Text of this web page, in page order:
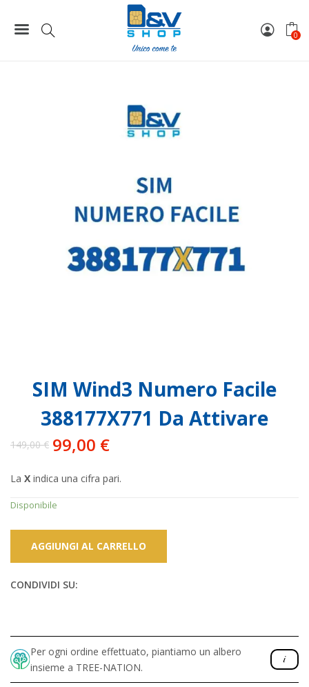
0
SIM Wind3 Numero Facile 388177X771 Da Attivare
SIM Wind3 Numero Facile
388177X771 Da Attivare
149,00€
Il
originale
era:
149,00 €.
99,00 €
Il
attuale
è:
99,00 €.
La X indica una cifra pari.
Disponibile
AGGIUNGI AL CARRELLO
CONDIVIDI SU:
Per ogni ordine effettuato, piantiamo un albero
insieme a TREE-NATION.